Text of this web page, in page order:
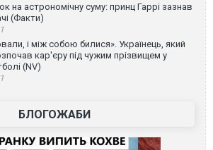
на астрономічну суму: принц Гаррі зазнав
(Факти)
і між собою билися». Українець, який
кар'єру під чужим прізвищем у
(NV)
БЛОГОЖАБИ